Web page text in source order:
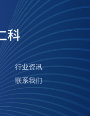
行业资讯
联系我们